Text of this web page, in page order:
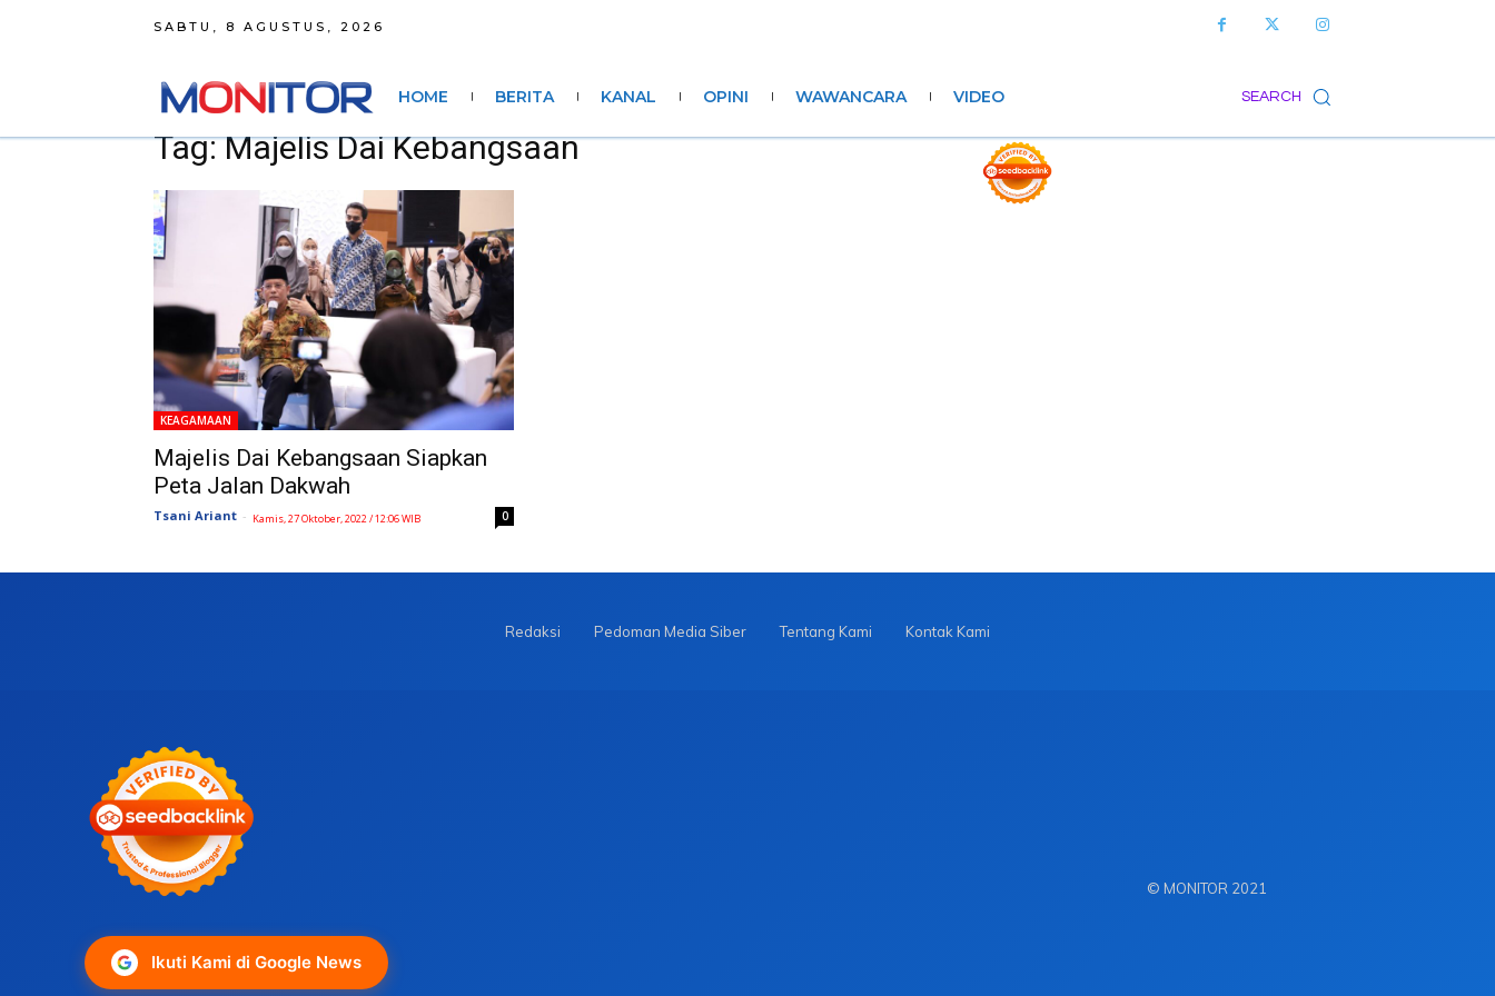
SABTU, 8 AGUSTUS, 2026
SEARCH
HOME BERITA KANAL OPINI WAWANCARA VIDEO
Tag: Majelis Dai Kebangsaan
KEAGAMAAN
Majelis Dai Kebangsaan Siapkan
Peta Jalan Dakwah
Tsani Ariant - Kamis, 27 Oktober, 2022 / 12:06 WIB 0
Redaksi Pedoman Media Siber Tentang Kami Kontak Kami
Ikuti Kami di Google News
© MONITOR 2021